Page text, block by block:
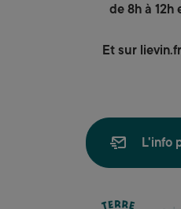
de 8h à 12h
Et sur
L'info